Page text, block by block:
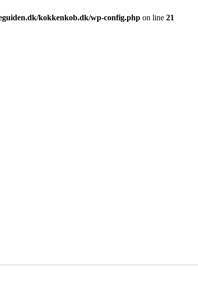
kokkenkob.dk/wp-config.php on line 21